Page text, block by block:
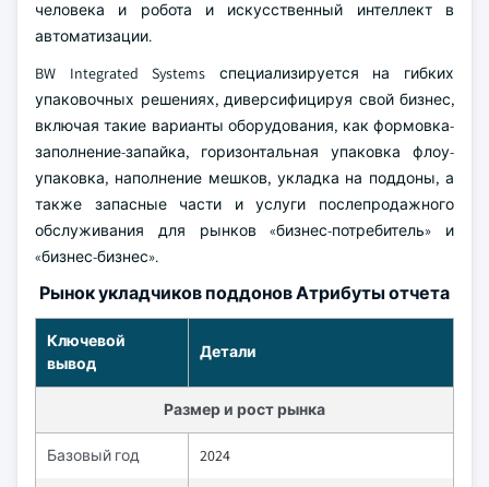
человека и робота и искусственный интеллект в
автоматизации.
BW Integrated Systems специализируется на гибких
упаковочных решениях, диверсифицируя свой бизнес,
включая такие варианты оборудования, как формовка-
заполнение-запайка, горизонтальная упаковка флоу-
упаковка, наполнение мешков, укладка на поддоны, а
также запасные части и услуги послепродажного
обслуживания для рынков «бизнес-потребитель» и
«бизнес-бизнес».
Рынок укладчиков поддонов Атрибуты отчета
Ключевой
вывод
Детали
Размер и рост рынка
Базовый год 2024